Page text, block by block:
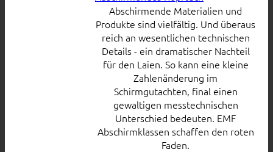
Abschirmende Materialien und
Produkte sind vielfältig. Und überaus
reich an wesentlichen technischen
Details - ein dramatischer Nachteil
für den Laien. So kann eine kleine
Zahlenänderung im
Schirmgutachten, final einen
gewaltigen messtechnischen
Unterschied bedeuten. EMF
Abschirmklassen schaffen den roten
Faden.